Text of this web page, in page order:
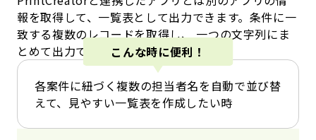
報を取得して、一覧表として出力できます。条件に一
致する複数のレコードを取得し、 一つの文字列にま
とめて出力できます。こんな時に便利！
各案件に紐づく複数の担当者名を自動で並び替
えて、見やすい一覧表を作成したい時